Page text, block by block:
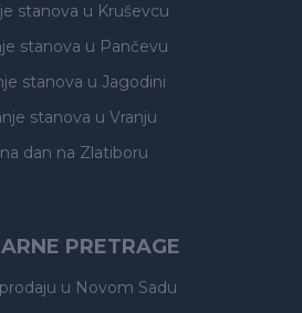
stanova u Kruševcu
stanova u Pančevu
stanova u Jagodini
stanova u Vranju
dan na Zlatiboru
PRETRAGE
u Novom Sadu